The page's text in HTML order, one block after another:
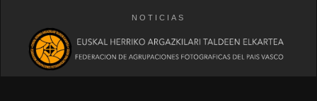
NOTICIAS